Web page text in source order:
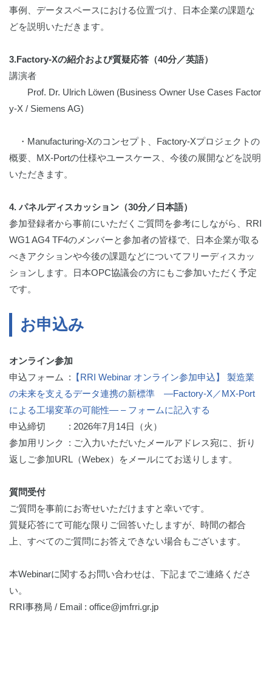
事例、データスペースにおける位置づけ、日本企業の課題な
どを説明いただきます。
3.Factory-Xの紹介および質疑応答（40分／英語）
講演者
Prof. Dr. Ulrich Löwen (Business Owner Use Cases Factor
y-X / Siemens AG)
・Manufacturing-Xのコンセプト、Factory-Xプロジェクトの
概要、MX-Portの仕様やユースケース、今後の展開などを説明
いただきます。
4. パネルディスカッション（30分／ 日本語）
参加登録者から事前にいただくご質問を参考にしながら、RRI
WG1 AG4 TF4のメンバーと参加者の皆様で、日本企業が取る
べきアクションや今後の課題などについてフリーディスカッ
ションします。日本OPC協議会の方にもご参加いただく予定
です。
お申込み
オンライン参加
申込フォーム : 【RRI Webinar オンライン参加申込】 製造業
の未来を支えるデータ連携の新標準 ―Factory‑X／MX-Port
による工場変革の可能性― – フォーム​に記入する
申込締切 : 2026年7月14日（火）
参加用リンク : ご入力いただいたメールアドレス宛に、折り
返しご参加URL（Webex）をメールにてお送りします。
質問受付
ご質問を事前にお寄せいただけますと幸いです。
質疑応答にて可能な限りご回答いたしますが、時間の都合
上、すべてのご質問にお答えできない場合もございます。
本Webinarに関するお問い合わせは、下記までご連絡くださ
い。
RRI事務局 / Email : office@jmfrri.gr.jp